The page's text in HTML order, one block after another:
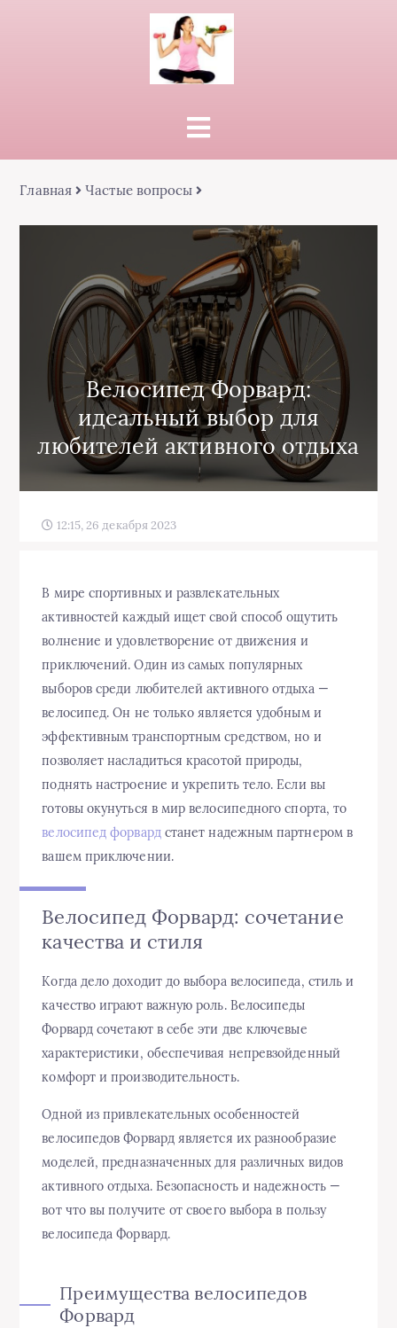
Главная Частые вопросы
Велосипед Форвард:
идеальный выбор для
любителей активного отдыха
12:15, 26 декабря 2023
В мире спортивных и развлекательных
активностей каждый ищет свой способ ощутить
волнение и удовлетворение от движения и
приключений. Один из самых популярных
выборов среди любителей активного отдыха —
велосипед. Он не только является удобным и
эффективным транспортным средством, но и
позволяет насладиться красотой природы,
поднять настроение и укрепить тело. Если вы
готовы окунуться в мир велосипедного спорта, то
велосипед форвардстанет надежным партнером в
вашем приключении.
Велосипед Форвард: сочетание
качества и стиля
Когда дело доходит до выбора велосипеда, стиль и
качество играют важную роль. Велосипеды
Форвард сочетают в себе эти две ключевые
характеристики, обеспечивая непревзойденный
комфорт и производительность.
Одной из привлекательных особенностей
велосипедов Форвард является их разнообразие
моделей, предназначенных для различных видов
активного отдыха. Безопасность и надежность —
вот что вы получите от своего выбора в пользу
велосипеда Форвард.
Преимущества велосипедов
Форвард